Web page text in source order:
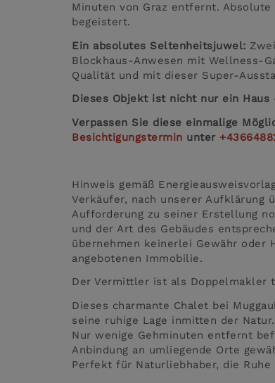
Minuten von Graz entfernt.
begeistert.
Ein absolutes Seltenheitsjuwel:
Blockhaus-Anwesen mit Wellness-
Qualität und mit dieser Super-
Dieses Objekt ist nicht nur ein
Verpassen Sie diese einmalige
Besichtigungstermin unter
Hinweis gemäß
Verkäufer, nach unserer Aufklärung
Aufforderung zu seiner Erstellung
und der Art des Gebäudes
übernehmen keinerlei Gewähr oder
angebotenen Immobilie.
Der Vermittler ist als Doppelmakler
Dieses charmante Chalet bei
seine ruhige Lage inmitten der Natur.
Nur wenige Gehminuten entfernt
Anbindung an umliegende Orte
Perfekt für Naturliebhaber, die